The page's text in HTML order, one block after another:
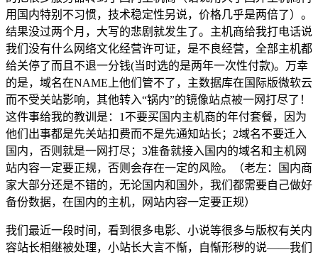
用国内特别不习惯，技术稳定性另说，价格几乎是两倍了）。
结果没过两个月，大写的悲剧就发生了。主机商给我打电话说
我们没有什么网络文化经营许可证，是不良经营，全部主机都
给关停了而且不退一分钱(当时选的是两年一次性付款)。万幸
的是，域名在NAME上他们管不了，主数据库在国际版微软云
而不受关站影响，其他转入“锅内”的镜像站点被一网打尽了！
这件事给我的教训是：1不要买国内主机商的年付套餐，因为
他们出事都是先关站扣费而不是先通知站长；2域名不要迁入
国内，否则就是一网打尽；3准备就接入国内的域名和主机网
站内容一定要正规，否则会存在一定的风险。（老左：国内商
家大部分还是不错的，无论国内和国外，我们都需要自己做好
备份数据，在国内的主机，网站内容一定要正规）
我们最近一段时间，看到很多电影、小说等很多与版权有关内
容站长相继被处理，小站长大言不惭，自惭形秽的说——我们